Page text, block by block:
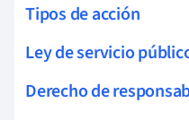
Tipos de acción
Ley de servicio
Derecho de